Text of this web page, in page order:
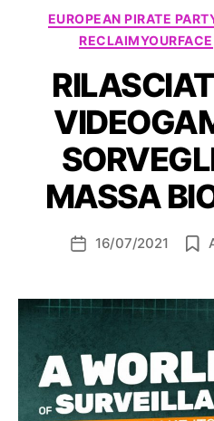
EUROPEAN PIRATE
RECLAIMYOURFACE
MASSA
Data16/07/2021